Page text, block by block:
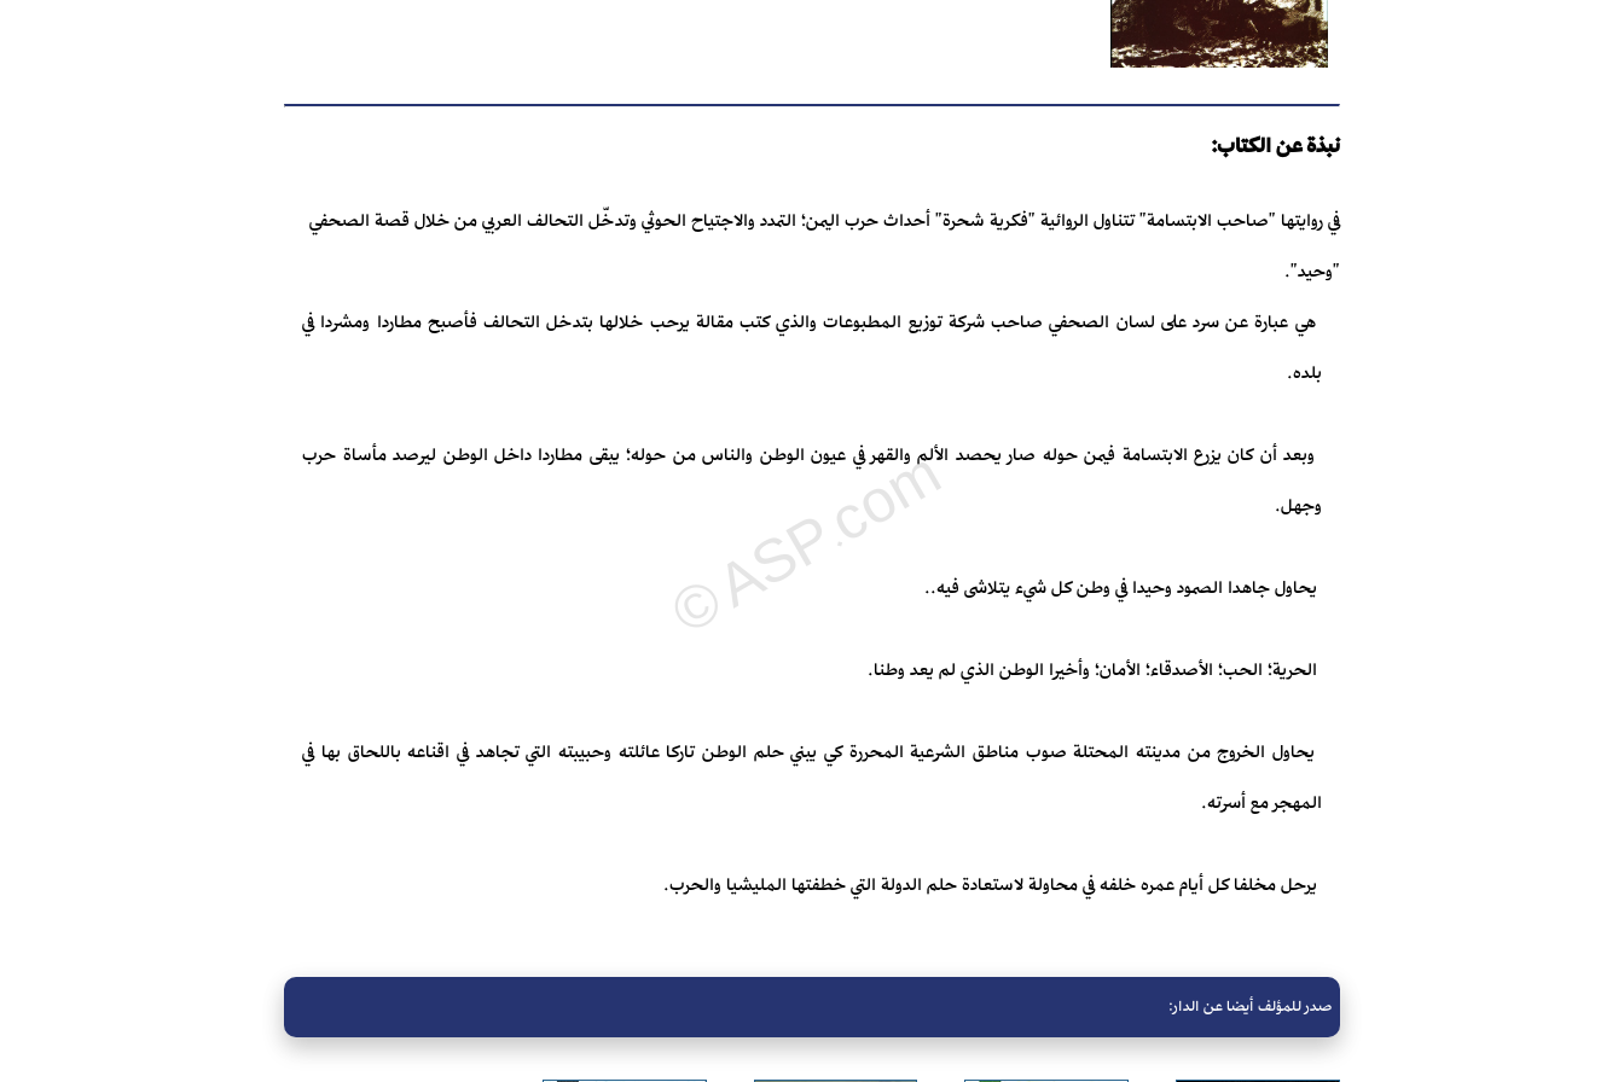
نبذة عن الكتاب:
في روايتها "صاحب الابتسامة" تتناول الروائية "فكرية شحرة" أحداث حرب اليمن؛ التمدد ‏والاجتياح الحوثي وتدخّل التحالف العربي من خلال قصة الصحفي
"وحيد".‏ ‎
‎ هي عبارة عن سرد على لسان الصحفي صاحب شركة توزيع المطبوعات والذي كتب مقالة ‏يرحب خلالها بتدخل التحالف فأصبح مطاردا ومشردا في
بلده.‏ ‎
‎ وبعد أن كان يزرع الابتسامة فيمن حوله صار يحصد الألم والقهر في عيون الوطن والناس ‏من حوله؛ يبقى مطاردا داخل الوطن ليرصد مأساة حرب
وجهل.‏ ‎
‎ يحاول الخروج من مدينته المحتلة صوب مناطق الشرعية المحررة كي يبني حلم الوطن ‏تاركا عائلته وحبيبته التي تجاهد في اقناعه باللحاق بها في
المهجر مع أسرته.‏ ‎
صدر للمؤلف أيضا عن الدار: